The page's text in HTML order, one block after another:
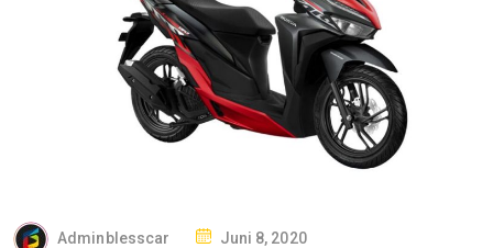
Adminblesscar Juni 8, 2020